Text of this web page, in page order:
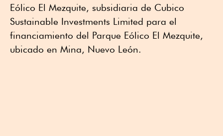
Eólico El Mezquite, subsidiaria de Cubico
Sustainable Investments Limited para el
financiamiento del Parque Eólico El Mezquite,
ubicado en Mina, Nuevo León.